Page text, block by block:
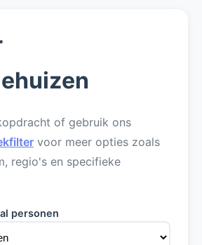
of gebruik ons
voor meer opties zoals
regio's en specifieke
personen